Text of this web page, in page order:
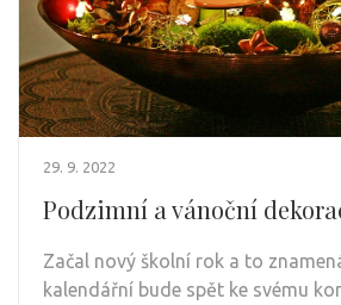
29. 9. 2022
Podzimní a vánoční
Začal nový školní rok a to
kalendářní bude spět ke svému